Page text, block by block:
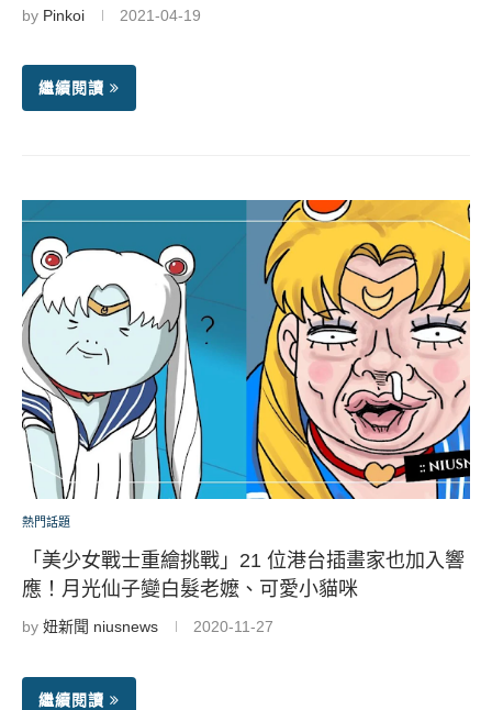
by Pinkoi 2021-04-19
繼續閱讀
熱門話題
「美少女戰士重繪挑戰」21 位港台插畫家也加入響
應！月光仙子變白髮老嬤、可愛小貓咪
by 妞新聞 niusnews 2020-11-27
繼續閱讀